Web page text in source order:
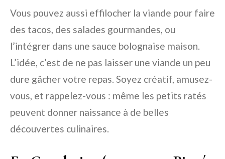
Vous pouvez aussi effilocher la viande pour faire
des tacos, des salades gourmandes, ou
l’intégrer dans une sauce bolognaise maison.
L’idée, c’est de ne pas laisser une viande un peu
dure gâcher votre repas. Soyez créatif, amusez-
vous, et rappelez-vous : même les petits ratés
peuvent donner naissance à de belles
découvertes culinaires.